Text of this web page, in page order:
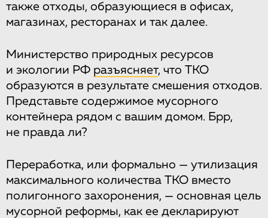
также отходы, образующиеся в офисах,
магазинах, ресторанах и так далее.
Министерство природных ресурсов
и экологии РФ разъясняет, что ТКО
образуются в результате смешения отходов.
Представьте содержимое мусорного
контейнера рядом с вашим домом. Брр,
не правда ли?
Переработка, или формально — утилизация
максимального количества ТКО вместо
полигонного захоронения, — основная цель
мусорной реформы, как ее декларируют